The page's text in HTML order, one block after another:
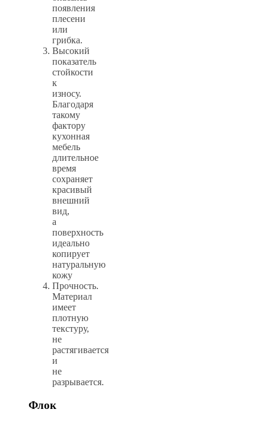
появления
плесени
или
грибка.
Высокий
показатель
стойкости
к
износу.
Благодаря
такому
фактору
кухонная
мебель
длительное
время
сохраняет
красивый
внешний
вид,
а
поверхность
идеально
копирует
натуральную
кожу
Прочность.
Материал
имеет
плотную
текстуру,
не
растягивается
и
не
разрывается.
Флок